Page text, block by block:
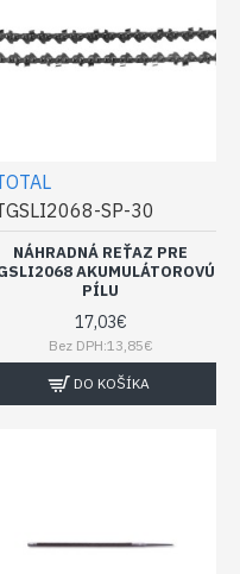
SP-30
NÁHRADNÁ REŤAZ PRE
AKUMULÁTOROVÚ
PÍLU
17,03€
Bez DPH:13,85€
DO KOŠÍKA